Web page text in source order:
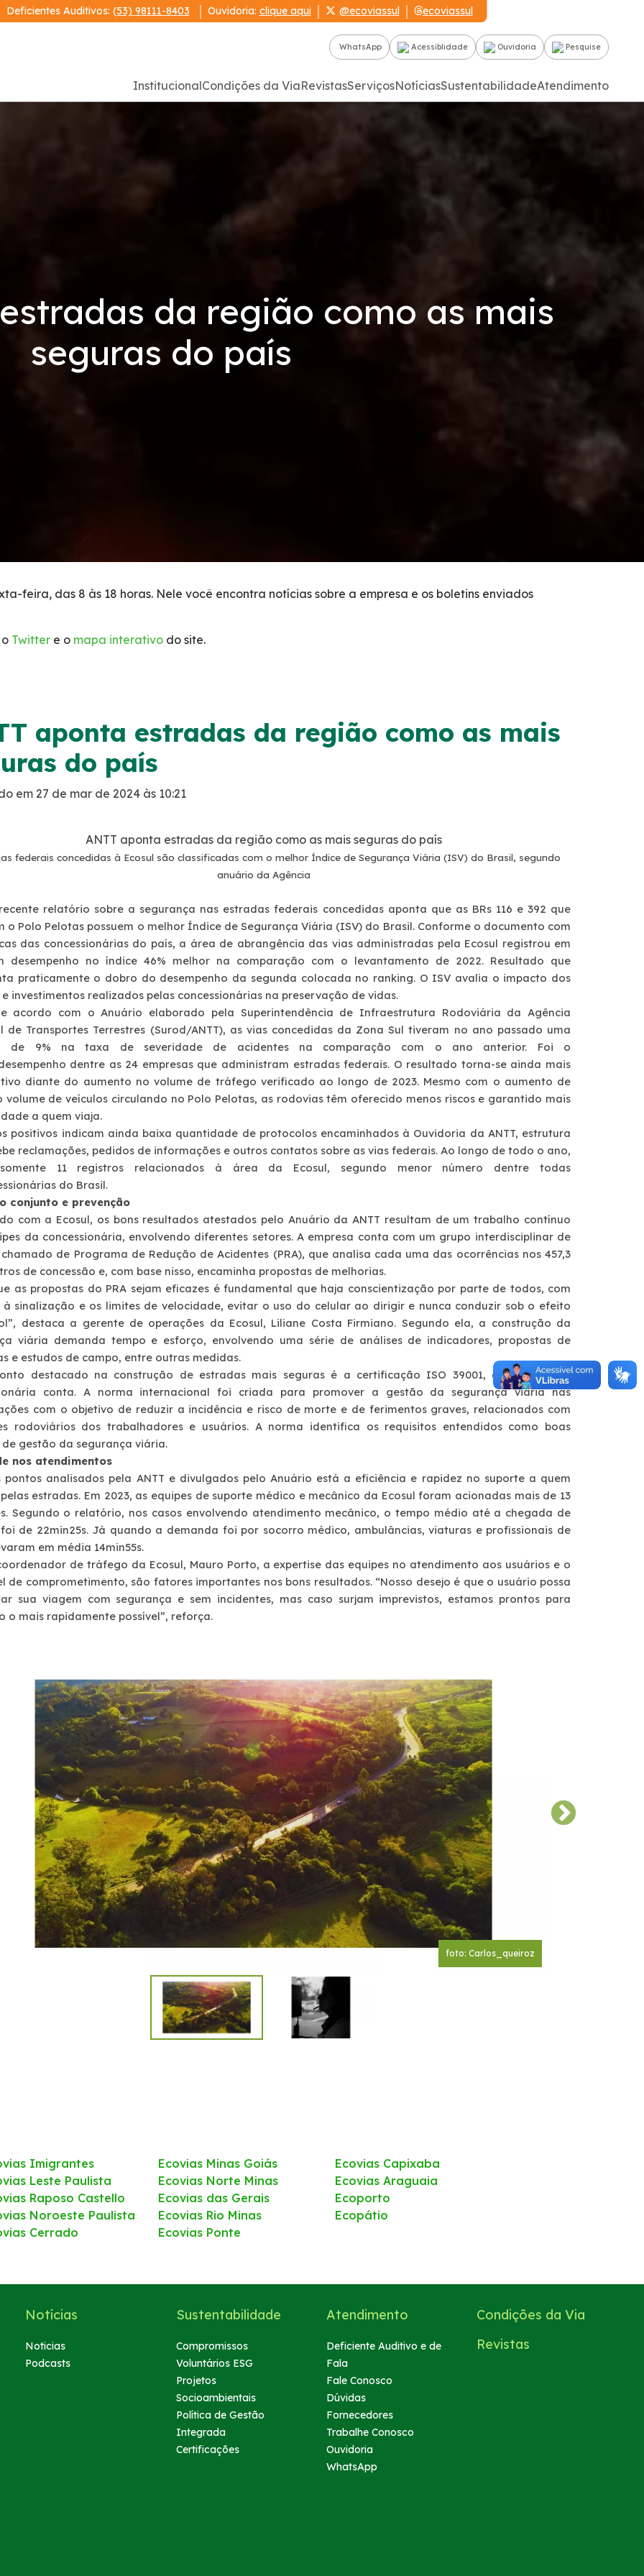
Deficientes Auditivos: (53) 98111-8403 Ouvidoria: clique aqui @ecoviassul ecoviassul
WhatsApp Acessiblidade Ouvidoria Pesquise
InstitucionalCondições da ViaRevistasServiçosNotíciasSustentabilidadeAtendimento
da região como as mais
seguras do país
feira, das 8 às 18 horas. Nele você encontra notícias sobre a empresa e os boletins enviados
Twitter e o mapa interativo do site.
aponta estradas da região como as mais
do país
em 27 de mar de 2024 às 10:21
ANTT aponta estradas da região como as mais seguras do país
federais concedidas à Ecosul são classificadas com o melhor Índice de Segurança Viária (ISV) do Brasil, segundo
anuário da Agência
relatório sobre a segurança nas estradas federais concedidas aponta que as BRs 116 e 392 que
o Polo Pelotas possuem o melhor Índice de Segurança Viária (ISV) do Brasil. Conforme o documento com
das concessionárias do país, a área de abrangência das vias administradas pela Ecosul registrou em
desempenho no índice 46% melhor na comparação com o levantamento de 2022. Resultado que
praticamente o dobro do desempenho da segunda colocada no ranking. O ISV avalia o impacto dos
e investimentos realizados pelas concessionárias na preservação de vidas.
acordo com o Anuário elaborado pela Superintendência de Infraestrutura Rodoviária da Agência
de Transportes Terrestres (Surod/ANTT), as vias concedidas da Zona Sul tiveram no ano passado uma
de 9% na taxa de severidade de acidentes na comparação com o ano anterior. Foi o
dentre as 24 empresas que administram estradas federais. O resultado torna-se ainda mais
diante do aumento no volume de tráfego verificado ao longo de 2023. Mesmo com o aumento de
volume de veículos circulando no Polo Pelotas, as rodovias têm oferecido menos riscos e garantido mais
a quem viaja.
positivos indicam ainda baixa quantidade de protocolos encaminhados à Ouvidoria da ANTT, estrutura
reclamações, pedidos de informações e outros contatos sobre as vias federais. Ao longo de todo o ano,
11 registros relacionados à área da Ecosul, segundo menor número dentre todas
do Brasil.
conjunto e prevenção
com a Ecosul, os bons resultados atestados pelo Anuário da ANTT resultam de um trabalho contínuo
da concessionária, envolvendo diferentes setores. A empresa conta com um grupo interdisciplinar de
de Programa de Redução de Acidentes (PRA), que analisa cada uma das ocorrências nos 457,3
de concessão e, com base nisso, encaminha propostas de melhorias.
as propostas do PRA sejam eficazes é fundamental que haja conscientização por parte de todos, com
à sinalização e os limites de velocidade, evitar o uso do celular ao dirigir e nunca conduzir sob o efeito
destaca a gerente de operações da Ecosul, Liliane Costa Firmiano. Segundo ela, a construção da
viária demanda tempo e esforço, envolvendo uma série de análises de indicadores, propostas de
e estudos de campo, entre outras medidas.
destacado na construção de estradas mais seguras é a certificação ISO 39001, com a qual a
conta. A norma internacional foi criada para promover a gestão da segurança viária nas
com o objetivo de reduzir a incidência e risco de morte e de ferimentos graves, relacionados com
rodoviários dos trabalhadores e usuários. A norma identifica os requisitos entendidos como boas
gestão da segurança viária.
nos atendimentos
pontos analisados pela ANTT e divulgados pelo Anuário está a eficiência e rapidez no suporte a quem
estradas. Em 2023, as equipes de suporte médico e mecânico da Ecosul foram acionadas mais de 13
Segundo o relatório, nos casos envolvendo atendimento mecânico, o tempo médio até a chegada de
de 22min25s. Já quando a demanda foi por socorro médico, ambulâncias, viaturas e profissionais de
em média 14min55s.
de tráfego da Ecosul, Mauro Porto, a expertise das equipes no atendimento aos usuários e o
de comprometimento, são fatores importantes nos bons resultados. “Nosso desejo é que o usuário possa
sua viagem com segurança e sem incidentes, mas caso surjam imprevistos, estamos prontos para
o mais rapidamente possível”, reforça.
foto: Carlos_queiroz
Imigrantes
Leste Paulista
Raposo Castello
Noroeste Paulista
Cerrado
Ecovias Minas Goiás
Ecovias Norte Minas
Ecovias das Gerais
Ecovias Rio Minas
Ecovias Ponte
Ecovias Capixaba
Ecovias Araguaia
Ecoporto
Ecopátio
Notícias
Noticias
Podcasts
Sustentabilidade
Compromissos
Voluntários ESG
Projetos
Socioambientais
Política de Gestão
Integrada
Certificações
Atendimento
Deficiente Auditivo e de
Fala
Fale Conosco
Dúvidas
Fornecedores
Trabalhe Conosco
Ouvidoria
WhatsApp
Condições da Via
Revistas